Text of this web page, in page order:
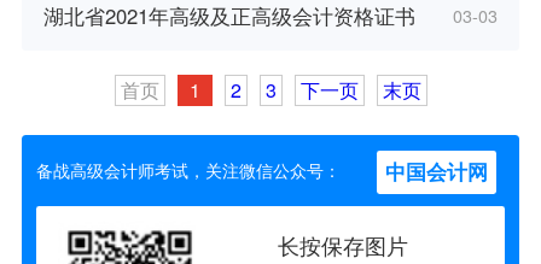
湖北省2021年高级及正高级会计资格证书 03-03
首页 1 2 3 下一页 末页
备战高级会计师考试，关注微信公众号： 中国会计网
长按保存图片